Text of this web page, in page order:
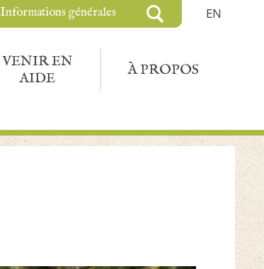
EN
VENIR EN
AIDE
À PROPOS
Informations générales